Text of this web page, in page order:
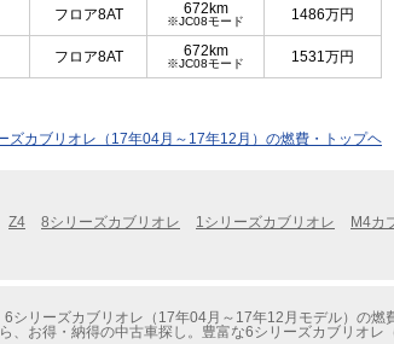
フロア8AT 672km
※JC08モード 1486万円
フロア8AT 672km
※JC08モード 1531万円
ズカブリオレ（17年04月～17年12月）の燃費・トップヘ
Z4 8シリーズカブリオレ 1シリーズカブリオレ M4カ
リーズカブリオレ（17年04月～17年12月モデル）の燃
、お得・納得の中古車探し。豊富な6シリーズカブリオ